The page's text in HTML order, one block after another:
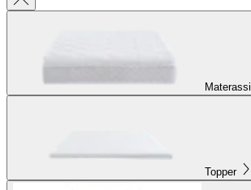
Materassi
Topper